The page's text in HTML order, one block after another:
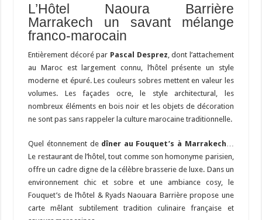
L’Hôtel Naoura Barrière
Marrakech un savant mélange
franco-marocain
Entièrement décoré par Pascal Desprez , dont l’attachement
au Maroc est largement connu, l’hôtel présente un style
moderne et épuré. Les couleurs sobres mettent en valeur les
volumes. Les façades ocre, le style architectural, les
nombreux éléments en bois noir et les objets de décoration
ne sont pas sans rappeler la culture marocaine traditionnelle.
Quel étonnement dedîner au Fouquet’s à Marrakech
Le restaurant de l’hôtel, tout comme son homonyme parisien,
offre un cadre digne de la célèbre brasserie de luxe. Dans un
environnement chic et sobre et une ambiance cosy, le
Fouquet’s de l’hôtel & Ryads Naouara Barrière propose une
carte mêlant subtilement tradition culinaire française et